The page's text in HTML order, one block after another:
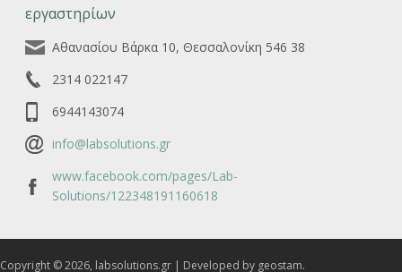
εργαστηρίων
Αθανασίου Βάρκα 10, Θεσσαλονίκη 546 38
2314 022147
6944143074
info@labsolutions.gr
www.facebook.com/pages/Lab-
Solutions/122348191160618
Copyright © 2026, labsolutions.gr | Developed by geostam.